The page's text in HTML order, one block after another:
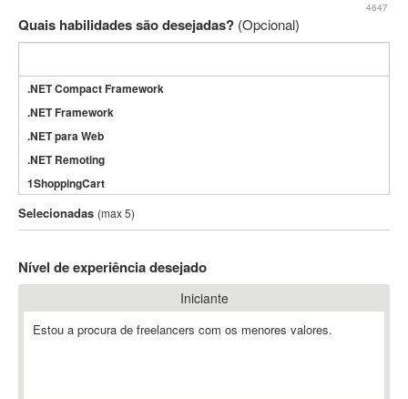
4647
Quais habilidades são desejadas? (Opcional)
.NET Compact Framework
.NET Framework
.NET para Web
.NET Remoting
1ShoppingCart
3DS Max
3GSM
802.11
A-GPS
Selecionadas (max 5)
Nível de experiência desejado
Iniciante
Estou a procura de freelancers com os menores valores.